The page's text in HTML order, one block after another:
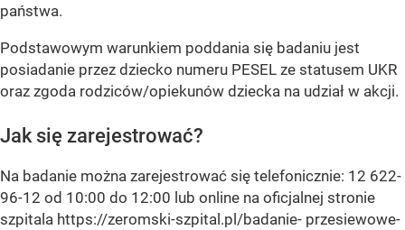
państwa.
Podstawowym warunkiem poddania się badaniu jest
posiadanie przez dziecko numeru PESEL ze statusem UKR
oraz zgoda rodziców/opiekunów dziecka na udział w akcji.
Jak się zarejestrować?
Na badanie można zarejestrować się telefonicznie: 12 622-
96-12 od 10:00 do 12:00 lub online na oficjalnej stronie
szpitala https://zeromski-szpital.pl/badanie- przesiewowe-